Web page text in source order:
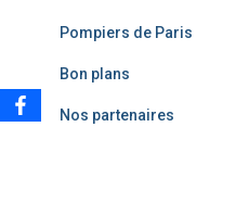
Pompiers de Paris
Bon plans
Nos partenaires